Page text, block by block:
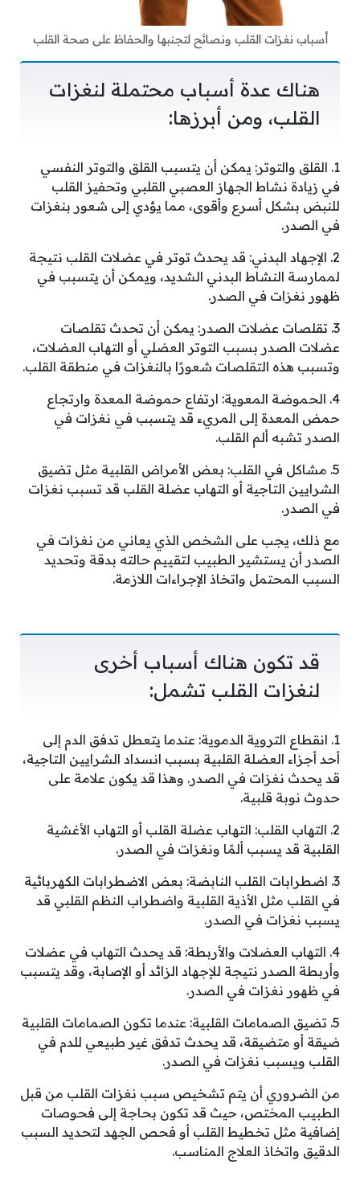
أسباب نغزات القلب ونصائح لتجنبها والحفاظ على صحة القلب
هناك عدة أسباب محتملة لنغزات
القلب، ومن أبرزها:
1. القلق والتوتر: يمكن أن يتسبب القلق والتوتر النفسي
في زيادة نشاط الجهاز العصبي القلبي وتحفيز القلب
للنبض بشكل أسرع وأقوى، مما يؤدي إلى شعور بنغزات
في الصدر.
2. الإجهاد البدني: قد يحدث توتر في عضلات القلب نتيجة
لممارسة النشاط البدني الشديد، ويمكن أن يتسبب في
ظهور نغزات في الصدر.
3. تقلصات عضلات الصدر: يمكن أن تحدث تقلصات
عضلات الصدر بسبب التوتر العضلي أو التهاب العضلات،
وتسبب هذه التقلصات شعورًا بالنغزات في منطقة القلب.
4. الحموضة المعوية: ارتفاع حموضة المعدة وارتجاع
حمض المعدة إلى المريء قد يتسبب في نغزات في
الصدر تشبه ألم القلب.
5. مشاكل في القلب: بعض الأمراض القلبية مثل تضيق
الشرايين التاجية أو التهاب عضلة القلب قد تسبب نغزات
في الصدر.
مع ذلك، يجب على الشخص الذي يعاني من نغزات في
الصدر أن يستشير الطبيب لتقييم حالته بدقة وتحديد
السبب المحتمل واتخاذ الإجراءات اللازمة.
قد تكون هناك أسباب أخرى
لنغزات القلب تشمل:
1. انقطاع التروية الدموية: عندما يتعطل تدفق الدم إلى
أحد أجزاء العضلة القلبية بسبب انسداد الشرايين التاجية،
قد يحدث نغزات في الصدر. وهذا قد يكون علامة على
حدوث نوبة قلبية.
2. التهاب القلب: التهاب عضلة القلب أو التهاب الأغشية
القلبية قد يسبب ألمًا ونغزات في الصدر.
3. اضطرابات القلب النابضة: بعض الاضطرابات الكهربائية
في القلب مثل الأذية القلبية واضطراب النظم القلبي قد
يسبب نغزات في الصدر.
4. التهاب العضلات والأربطة: قد يحدث التهاب في عضلات
وأربطة الصدر نتيجة للإجهاد الزائد أو الإصابة، وقد يتسبب
في ظهور نغزات في الصدر.
5. تضيق الصمامات القلبية: عندما تكون الصمامات القلبية
ضيقة أو متضيقة، قد يحدث تدفق غير طبيعي للدم في
القلب ويسبب نغزات في الصدر.
من الضروري أن يتم تشخيص سبب نغزات القلب من قبل
الطبيب المختص، حيث قد تكون بحاجة إلى فحوصات
إضافية مثل تخطيط القلب أو فحص الجهد لتحديد السبب
الدقيق واتخاذ العلاج المناسب.